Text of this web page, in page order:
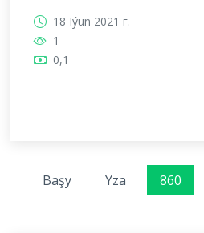
18 Iýun 2021 г.
1
0,1
Başy Yza 860